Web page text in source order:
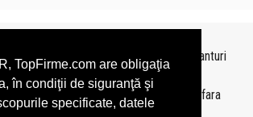
TopFirme.com are obligaţia
în condiţii de siguranţă şi
specificate, datele
deTopFirme
pe baza ultimelor bilanturi
informativ.
topurilor fara acordul TopFirme si fara